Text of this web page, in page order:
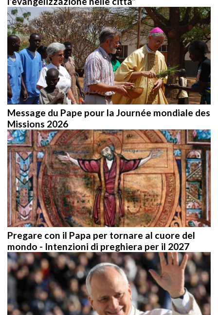
Message du Pape pour la Journée mondiale des
Missions 2026
Pregare con il Papa per tornare al cuore del
mondo - Intenzioni di preghiera per il 2027